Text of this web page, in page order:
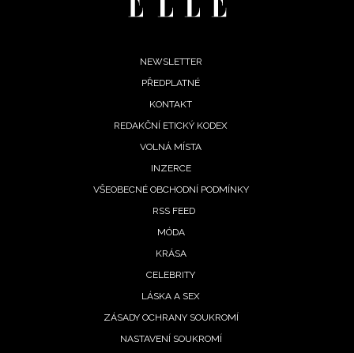
INFORMACE
NEWSLETTER
PŘEDPLATNÉ
KONTAKT
REDAKČNÍ ETICKÝ KODEX
VOLNÁ MÍSTA
INZERCE
VŠEOBECNÉ OBCHODNÍ PODMÍNKY
RSS FEED
MÓDA
KRÁSA
CELEBRITY
LÁSKA A SEX
ZÁSADY OCHRANY SOUKROMÍ
NASTAVENÍ SOUKROMÍ